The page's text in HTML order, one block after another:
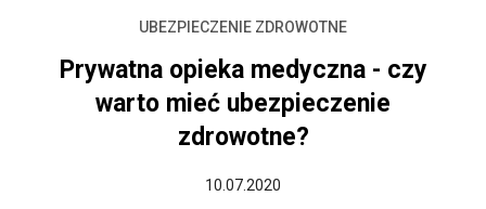
UBEZPIECZENIE ZDROWOTNE
Prywatna opieka medyczna - czy
warto mieć ubezpieczenie
zdrowotne?
10.07.2020